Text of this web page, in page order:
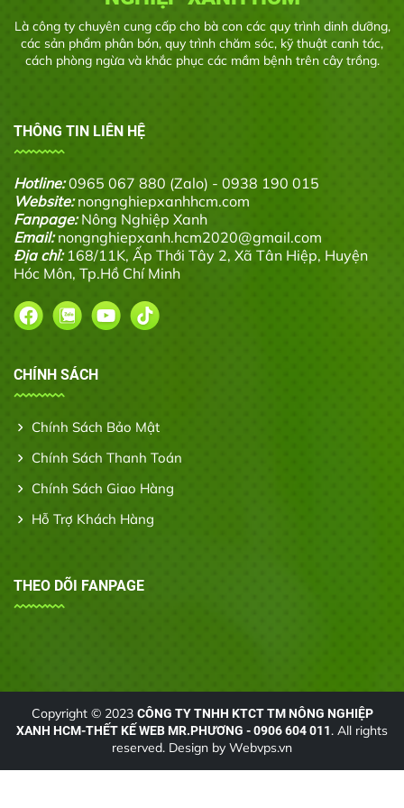
Là công ty chuyên cung cấp cho bà con các quy trình dinh dưỡng,
các sản phẩm phân bón, quy trình chăm sóc, kỹ thuật canh tác,
cách phòng ngừa và khắc phục các mầm bệnh trên cây trồng.
THÔNG TIN LIÊN HỆ
Hotline:0965 067 880 (Zalo) - 0938 190 015
Website: nongnghiepxanhhcm.com
Fanpage: Nông Nghiệp Xanh
Email: nongnghiepxanh.hcm2020@gmail.com
Địa chỉ: 168/11K, Ấp Thới Tây 2, Xã Tân Hiệp, Huyện
Hóc Môn, Tp.Hồ Chí Minh
CHÍNH SÁCH
Chính Sách Bảo Mật
Chính Sách Thanh Toán
Chính Sách Giao Hàng
Hỗ Trợ Khách Hàng
THEO DÕI FANPAGE
Copyright © 2023 CÔNG TY TNHH KTCT TM NÔNG NGHIỆP
XANH HCM-THẾT KẾ WEB MR.PHƯƠNG - 0906 604 011. All rights
reserved. Design by Webvps.vn